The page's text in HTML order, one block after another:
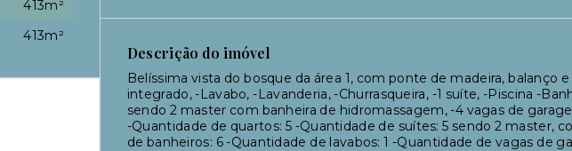
Descrição do imóvel
Belíssima vista do bosque da área 1, com ponte de madeira, balanço
integrado, -Lavabo, -Lavanderia, -Churrasqueira, -1 suíte, -Piscina -
sendo 2 master com banheira de hidromassagem, -4 vagas de
-Quantidade de quartos: 5 -Quantidade de suítes: 5 sendo 2 master,
de banheiros: 6 -Quantidade de lavabos: 1 -Quantidade de vagas de
413m²
413m²